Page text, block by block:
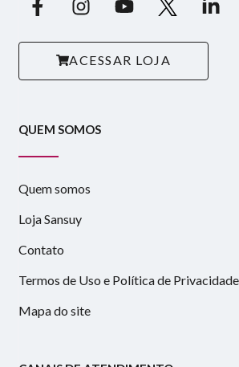
ACESSAR LOJA
QUEM SOMOS
Quem somos
Loja Sansuy
Contato
Termos de Uso e Política de
Mapa do site